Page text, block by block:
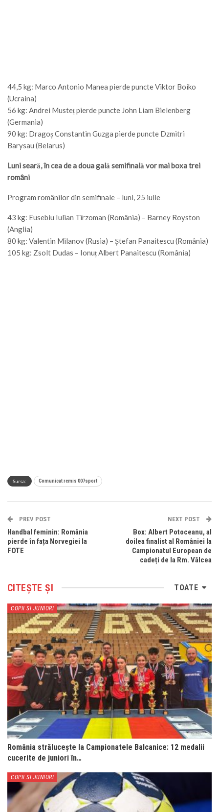
44,5 kg: Marco Antonio Manea pierde puncte Viktor Boiko
(Ucraina)
56 kg: Andrei Musteț pierde puncte John Liam Bielenberg
(Germania)
90 kg: Dragoș Constantin Guzga pierde puncte Dzmitri
Barysau (Belarus)
Luni seară, în cea de a doua gală semifinală vor mai boxa trei
români
Program românilor din semifinale – luni, 25 iulie
43 kg: Eusebiu Iulian Tîrzoman (România) – Barney Royston
(Anglia)
80 kg: Valentin Milanov (Rusia) – Ștefan Panaitescu (România)
105 kg: Zsolt Dudas – Ionuț Albert Panaitescu (România)
Sursa: Comunicat remis 007sport
PREV POST
Handbal feminin: România
pierde în fața Norvegiei la
FOTE
NEXT POST
Box: Albert Potoceanu, al
doilea finalist al României la
Campionatul European de
cadeți de la Rm. Vâlcea
TOATE
CITEȘTE ȘI
COPII SI JUNIORI
România strălucește la Campionatele Balcanice: 12 medalii
cucerite de juniori în…
COPII SI JUNIORI